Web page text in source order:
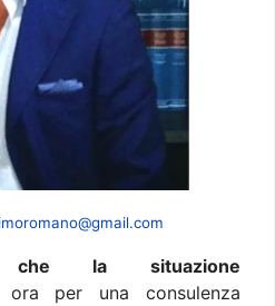
che la situazione
ora per una consulenza